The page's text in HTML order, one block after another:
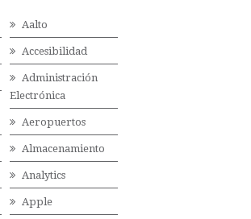
Aalto
Accesibilidad
Administración
Electrónica
Aeropuertos
Almacenamiento
Analytics
Apple